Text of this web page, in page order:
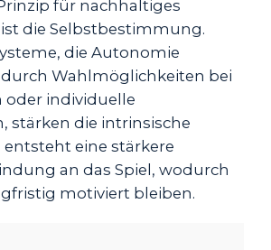
für nachhaltiges
die Selbstbestimmung.
die Autonomie
Wahlmöglichkeiten bei
individuelle
stärken die intrinsische
entsteht eine stärkere
an das Spiel, wodurch
motiviert bleiben.